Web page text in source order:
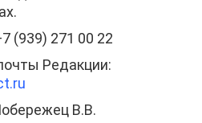
(939) 271 00 22
Редакции:
В.В.